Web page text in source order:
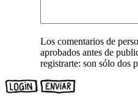
Los comentarios de
aprobados antes de
registrarte: son sólo dos